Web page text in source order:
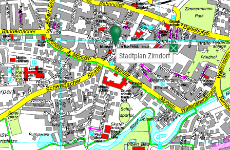
Stadtplan Zirndorf